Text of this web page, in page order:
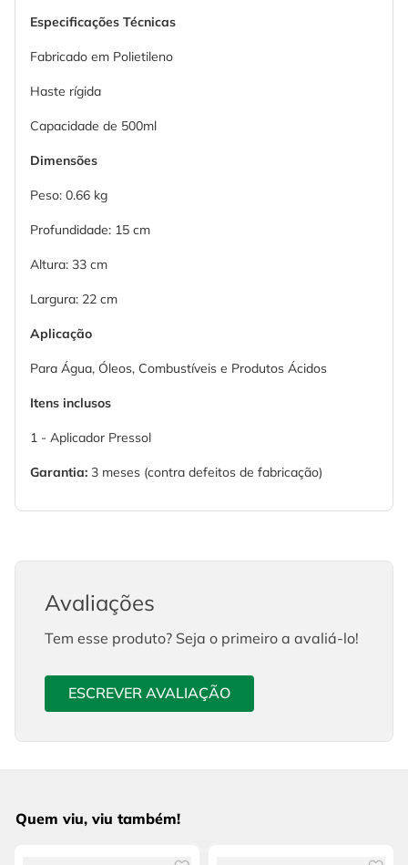
Especificações Técnicas
Fabricado em Polietileno
Haste rígida
Capacidade de 500ml
Dimensões
Peso: 0.66 kg
Profundidade: 15 cm
Altura: 33 cm
Largura: 22 cm
Aplicação
Para Água, Óleos, Combustíveis e Produtos Ácidos
Itens inclusos
1 - Aplicador Pressol
Garantia: 3 meses (contra defeitos de fabricação)
Avaliações
Tem esse produto? Seja o primeiro a avaliá-lo!
ESCREVER AVALIAÇÃO
Quem viu, viu também!